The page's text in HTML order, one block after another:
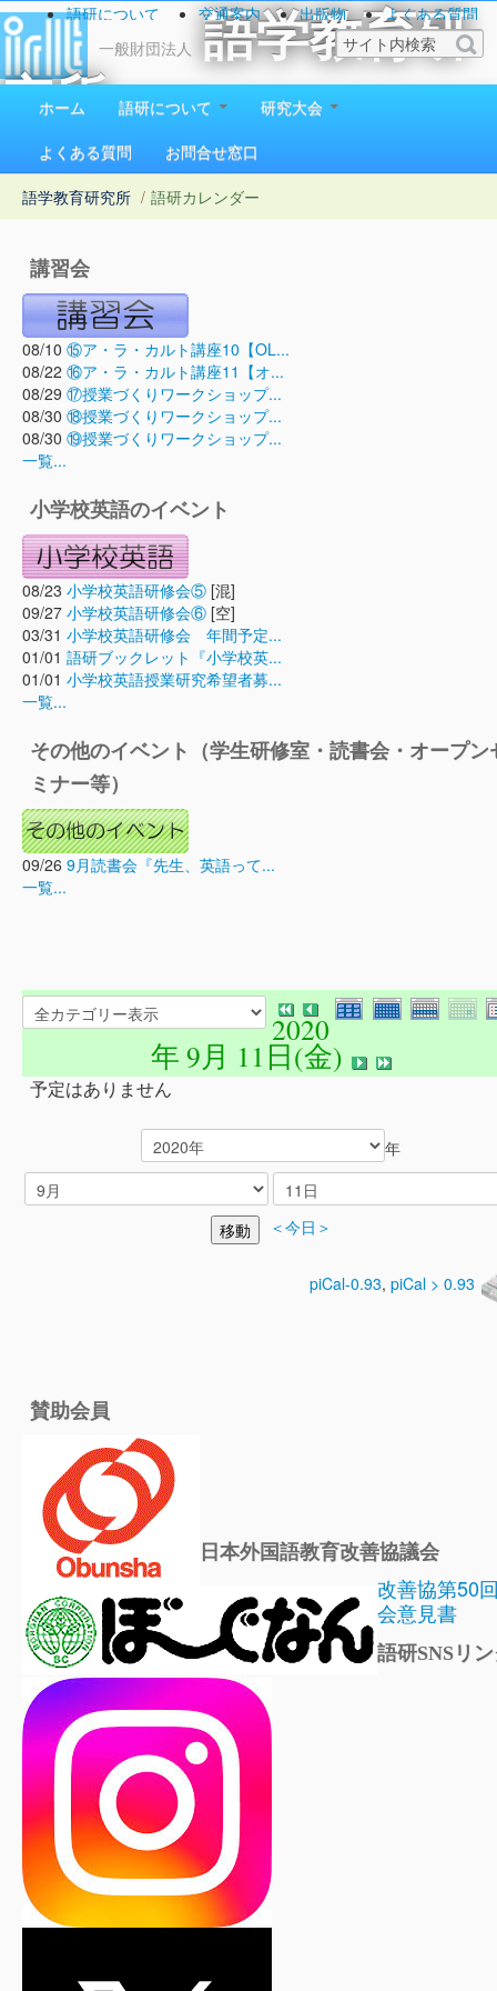
一般財団法人
語学教育研
究所
1923（大正12）年創立
語研について 交通案内 出版物
よくある質問
お問い合わせ
ホーム 語研について
研究大会
よくある質問
お問合せ窓口
語学教育研究所 / 語研カレンダー
講習会
08/10 ⑮ア・ラ・カルト講座10【OL...
08/22 ⑯ア・ラ・カルト講座11【オ...
08/29 ⑰授業づくりワークショップ...
08/30 ⑱授業づくりワークショップ...
08/30 ⑲授業づくりワークショップ...
一覧...
小学校英語のイベント
08/23 小学校英語研修会⑤ [混]
09/27 小学校英語研修会⑥ [空]
03/31 小学校英語研修会 年間予定...
01/01 語研ブックレット『小学校英...
01/01 小学校英語授業研究希望者募...
一覧...
その他のイベント（学生研修室・読書会・オープン
ミナー等）
09/26 9月読書会『先生、英語って...
一覧...
2020
年 9月 11日(金)
予定はありません
年
＜今日＞
piCal-0.93, piCal > 0.93
賛助会員
日本外国語教育改善協議会
改善協第50
会意見書
語研SNSリ